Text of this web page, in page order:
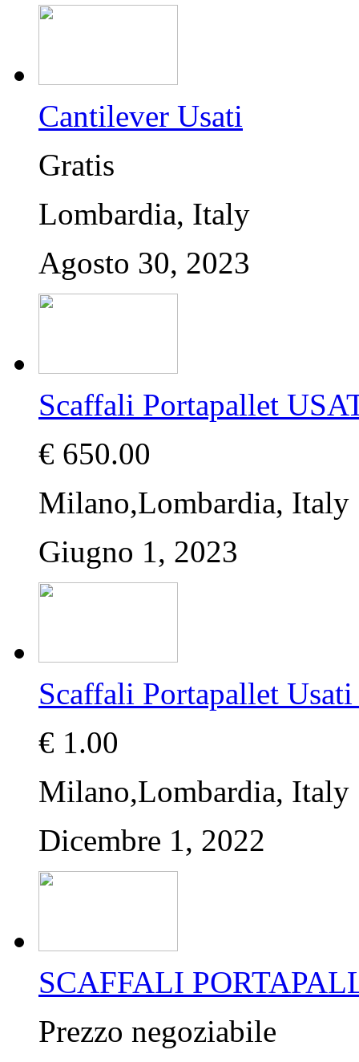
Cantilever Usati
Gratis
Lombardia, Italy
Agosto 30, 2023
Scaffali Portapallet
€ 650.00
Milano,Lombardia, Italy
Giugno 1, 2023
Scaffali Portapallet
€ 1.00
Milano,Lombardia, Italy
Dicembre 1, 2022
SCAFFALI
Prezzo negoziabile